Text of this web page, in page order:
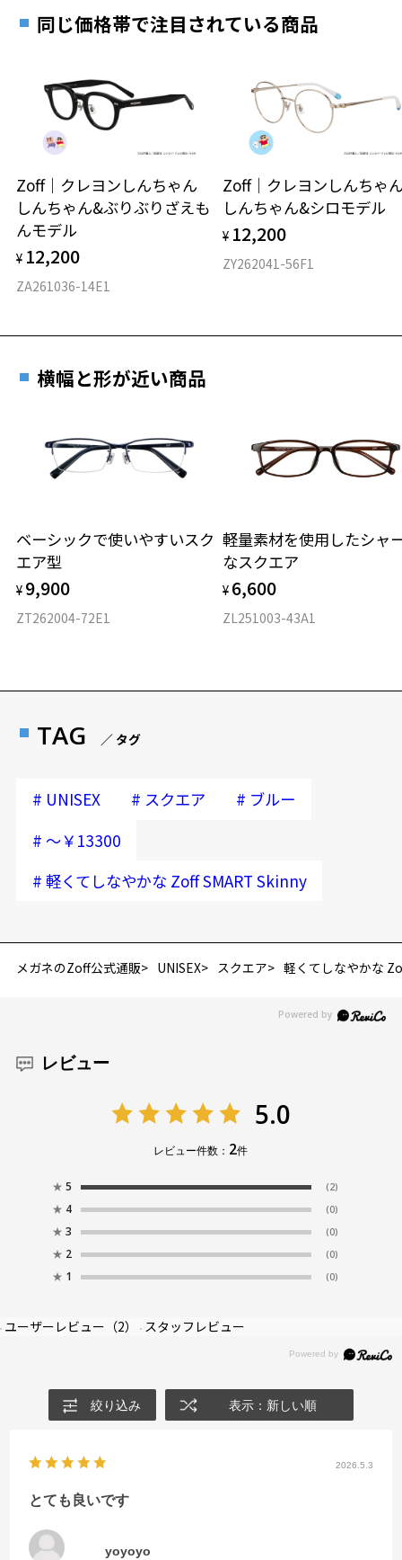
お気に入りに追加済です。
7.6g
※着脱式サングラス：デモレンズ、アタッチメント込みの重さ
タイプ
材質
フロント素材：スーパーエンジニアリング・プラスチック
す。
お近くのZoff実店舗にて度数を測定いただけます（無料）。
その際は記入用紙をダウンロードしてお使いください。
同じ価格帯で注目されている商品
Zoff｜クレヨンしんちゃん
しんちゃん&ぶりぶりざえも
んモデル
¥ 12,200
ZA261036-14E1
Zoff｜クレヨンしんち
しんちゃん&シロモデル
¥ 12,200
ZY262041-56F1
横幅と形が近い商品
ベーシックで使いやすいスク
エア型
¥ 9,900
ZT262004-72E1
軽量素材を使用したシャ
なスクエア
¥ 6,600
ZL251003-43A1
TAG ／ タグ
# UNISEX # スクエア # ブルー
# ～￥13300
# 軽くてしなやかな Zoff SMART Skinny
メガネのZoff公式通販 UNISEX スクエア 軽くてしなやかな
レビュー
5.0
レビュー件数： 2件
★ 5 (2)
★ 4 (0)
★ 3 (0)
★ 2 (0)
★ 1 (0)
ユーザーレビュー （2） スタッフレビュー
絞り込み 表示：新しい順
2026.5.3
とても良いです
yoyoyo